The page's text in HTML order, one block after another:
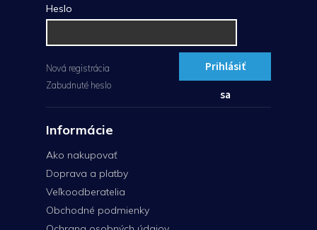
Heslo
Prihlásiť
sa
Nová registrácia
Zabudnuté heslo
Informácie
Ako nakupovať
Doprava a platby
Veľkoodberatelia
Obchodné podmienky